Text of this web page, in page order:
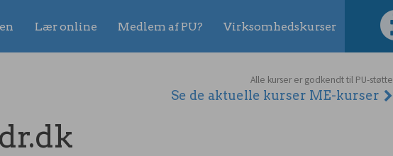
Lær online Medlem af PU? Virksomhedskurser
Alle kurser er godkendt til PU-støtte
Se de aktuelle kurser ME-kurser